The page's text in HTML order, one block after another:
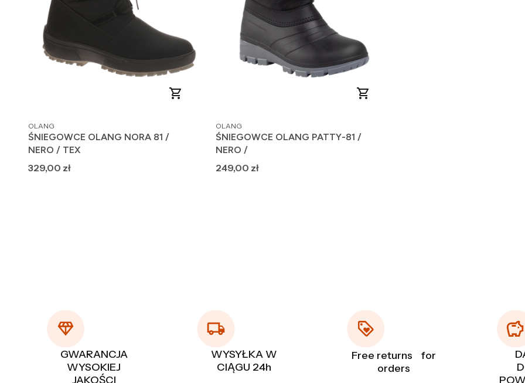
PRODUCENT
OLANG
ŚNIEGOWCE OLANG NORA 81 /
NERO / TEX
Cena
329,00 zł
PRODUCENT
OLANG
ŚNIEGOWCE OLANG PATTY-81 /
NERO /
Cena
249,00 zł
GWARANCJA
WYSOKIEJ
JAKOŚCI
WYSYŁKA W
CIĄGU 24h
Free returns for
orders